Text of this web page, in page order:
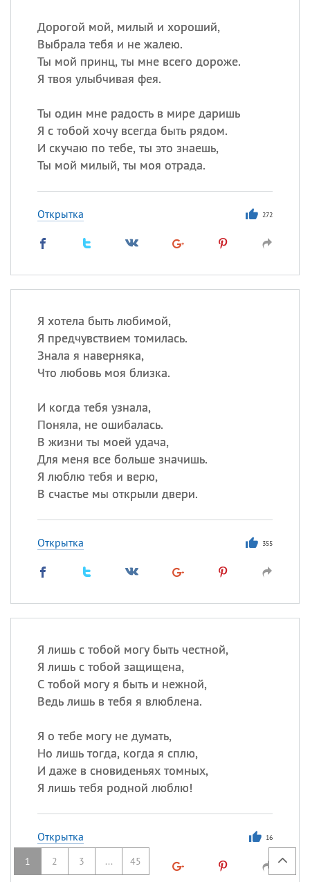
Дорогой мой, милый и хороший,
Выбрала тебя и не жалею.
Ты мой принц, ты мне всего дороже.
Я твоя улыбчивая фея.
Ты один мне радость в мире даришь
Я с тобой хочу всегда быть рядом.
И скучаю по тебе, ты это знаешь,
Ты мой милый, ты моя отрада.
Открытка 272
Я хотела быть любимой,
Я предчувствием томилась.
Знала я наверняка,
Что любовь моя близка.
И когда тебя узнала,
Поняла, не ошибалась.
В жизни ты моей удача,
Для меня все больше значишь.
Я люблю тебя и верю,
В счастье мы открыли двери.
Открытка 355
Я лишь с тобой могу быть честной,
Я лишь с тобой защищена,
С тобой могу я быть и нежной,
Ведь лишь в тебя я влюблена.
Я о тебе могу не думать,
Но лишь тогда, когда я сплю,
И даже в сновиденьях томных,
Я лишь тебя родной люблю!
Открытка 16
1 2 3 ... 45